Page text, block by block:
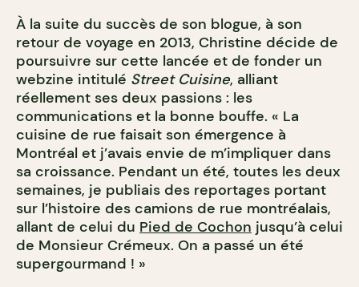
À la suite du succès de son blogue, à son
retour de voyage en 2013, Christine décide de
poursuivre sur cette lancée et de fonder un
webzine intitulé Street Cuisine, alliant
réellement ses deux passions : les
communications et la bonne bouffe. « La
cuisine de rue faisait son émergence à
Montréal et j’avais envie de m’impliquer dans
sa croissance. Pendant un été, toutes les deux
semaines, je publiais des reportages portant
sur l’histoire des camions de rue montréalais,
allant de celui du Pied de Cochon jusqu’à celui
de Monsieur Crémeux. On a passé un été
supergourmand ! »